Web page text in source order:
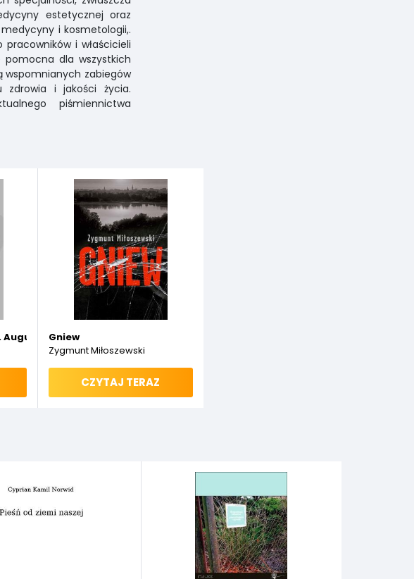
estetycznej oraz
i kosmetologii,.
i właścicieli
pomocna dla wszystkich
wspomnianych zabiegów
zdrowia i jakości życia.
piśmiennictwa
Pelanowskim
Gniew
Zygmunt Miłoszewski
CZYTAJ TERAZ